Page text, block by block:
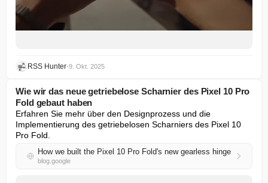
RSS Hunter•9. Okt. 2025
Wie wir das neue getriebelose Scharnier des Pixel 10 Pro
Fold gebaut haben
Erfahren Sie mehr über den Designprozess und die
Implementierung des getriebelosen Scharniers des Pixel 10
Pro Fold.
How we built the Pixel 10 Pro Fold's new gearless hinge
blog.google